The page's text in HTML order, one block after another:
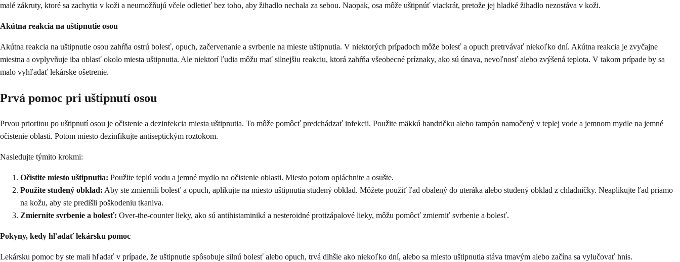
malé zákruty, ktoré sa zachytia v koži a neumožňujú včele odletieť bez toho, aby žihadlo nechala za sebou. Naopak, osa môže uštipnúť viackrát, pretože jej hladké žihadlo nezostáva v koži.
Akútna reakcia na uštipnutie osou
Akútna reakcia na uštipnutie osou zahŕňa ostrú bolesť, opuch, začervenanie a svrbenie na mieste uštipnutia. V niektorých prípadoch môže bolesť a opuch pretrvávať niekoľko dní. Akútna reakcia je zvyčajne
miestna a ovplyvňuje iba oblasť okolo miesta uštipnutia. Ale niektorí ľudia môžu mať silnejšiu reakciu, ktorá zahŕňa všeobecné príznaky, ako sú únava, nevoľnosť alebo zvýšená teplota. V takom prípade by sa
malo vyhľadať lekárske ošetrenie.
Prvá pomoc pri uštipnutí osou
Prvou prioritou po uštipnutí osou je očistenie a dezinfekcia miesta uštipnutia. To môže pomôcť predchádzať infekcii. Použite mäkkú handričku alebo tampón namočený v teplej vode a jemnom mydle na jemné
očistenie oblasti. Potom miesto dezinfikujte antiseptickým roztokom.
Nasledujte týmito krokmi:
Očistite miesto uštipnutia: Použite teplú vodu a jemné mydlo na očistenie oblasti. Miesto potom opláchnite a osušte.
Použite studený obklad: Aby ste zmiernili bolesť a opuch, aplikujte na miesto uštipnutia studený obklad. Môžete použiť ľad obalený do uteráka alebo studený obklad z chladničky. Neaplikujte ľad priamo
na kožu, aby ste predišli poškodeniu tkaniva.
Zmiernite svrbenie a bolesť: Over-the-counter lieky, ako sú antihistaminiká a nesteroidné protizápalové lieky, môžu pomôcť zmierniť svrbenie a bolesť.
Pokyny, kedy hľadať lekársku pomoc
Lekársku pomoc by ste mali hľadať v prípade, že uštipnutie spôsobuje silnú bolesť alebo opuch, trvá dlhšie ako niekoľko dní, alebo sa miesto uštipnutia stáva tmavým alebo začína sa vylučovať hnis.